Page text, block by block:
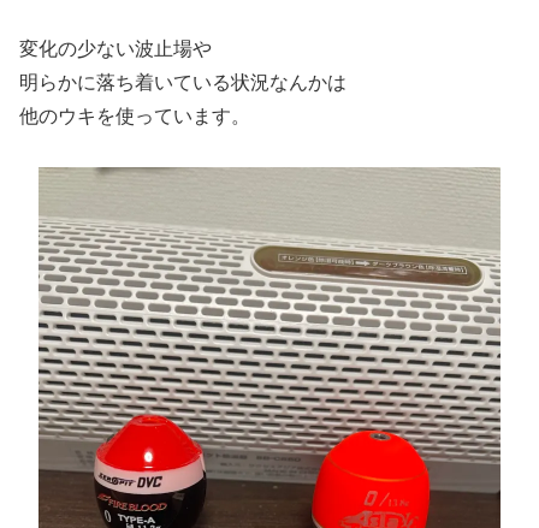
変化の少ない波止場や
明らかに落ち着いている状況なんかは
他のウキを使っています。